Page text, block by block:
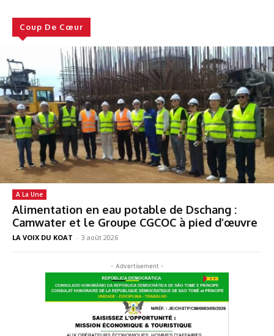
Coup De Cœur
A La Une
Alimentation en eau potable de Dschang :
Camwater et le Groupe CGCOC à pied d’œuvre
LA VOIX DU KOAT - 3 août 2026
- Advertisement -